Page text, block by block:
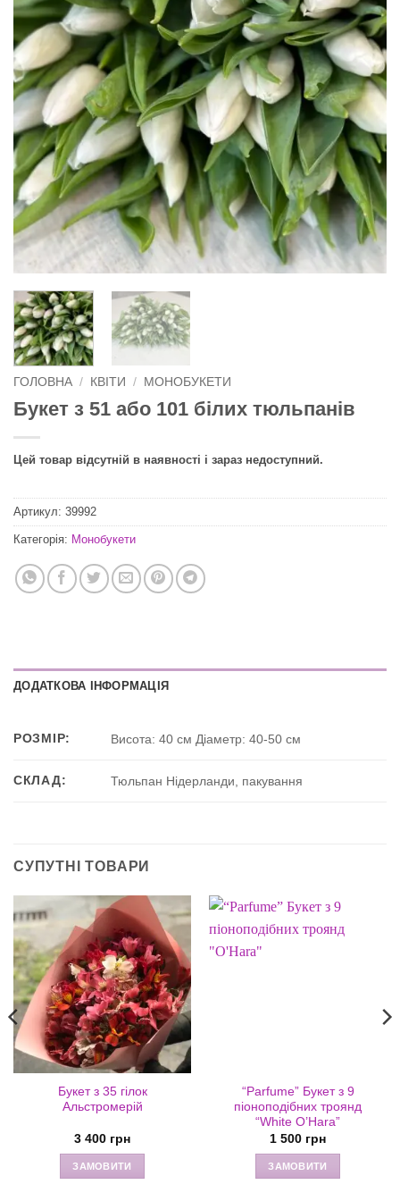
ГОЛОВНА / КВІТИ / МОНОБУКЕТИ
Букет з 51 або 101 білих тюльпанів
Цей товар відсутній в наявності і зараз недоступний.
Артикул: 39992
Категорія: Монобукети
ДОДАТКОВА ІНФОРМАЦІЯ
РОЗМІР: Висота: 40 см Діаметр: 40-50 см
СКЛАД: Тюльпан Нідерланди, пакування
СУПУТНІ ТОВАРИ
Букет з 35 гілок
Альстромерій
3 400 грн
ЗАМОВИТИ
“Parfume” Букет з 9
піоноподібних троянд
“White O’Hara”
1 500 грн
ЗАМОВИТИ